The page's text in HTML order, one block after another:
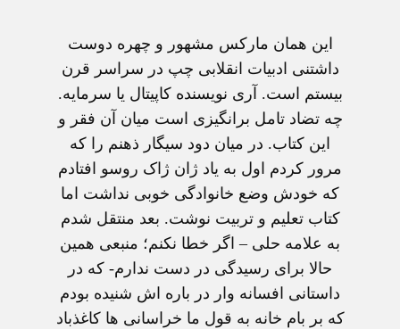
اين همان مارکس مشهور و چهره دوست
داشتنی ادبيات انقلابی چپ در سراسر قرن
بيستم است. آری نويسنده کاپيتال يا سرمايه.
چه تضاد تامل برانگيزی است ميان آن فقر و
اين کتاب. در ميان دود سيگار ذهنم را که
مرور کردم اول به ياد ژان ژاک روسو افتادم
که خودش وضع خانوادگی خوبی نداشت اما
کتاب تعليم و تربيت نوشت. بعد منتقل شدم
به علامه حلی – اگر خطا نکنم؛ منبعی همين
حالا برای رسيدگی در دست ندارم- که در
داستانی افسانه وار در باره اش شنيده بودم
که بر بام خانه به قول ما خراسانی ها کاغذباد